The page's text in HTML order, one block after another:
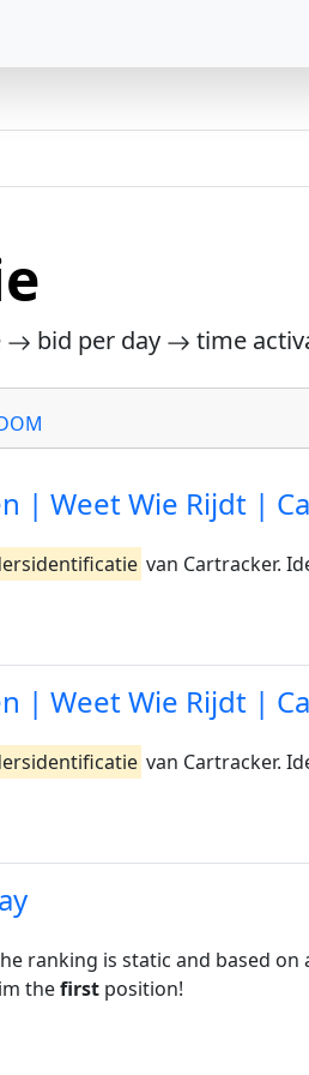
bid per day time
| Weet Wie Rijdt |
van Cartracker.
| Weet Wie Rijdt |
van Cartracker.
ranking is static and based
thefirst position!